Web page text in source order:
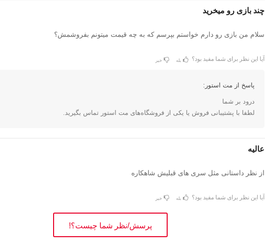
چند بازی رو میخرید
سلام من بازی رو دارم خواستم بپرسم که به چه قیمت میتونم بفروشمش؟
آیا این نظر برای شما مفید بود؟ بله خیر
پاسخ از مت استور:
درود بر شما
لطفا با پشتیبانی فروش یا یکی از فروشگاه‌های مت استور تماس بگیرید.
عالیه
از نظر داستانی مثل سری های قبلیش شاهکاره
آیا این نظر برای شما مفید بود؟ بله خیر
پرسش/نظر شما چیست؟!